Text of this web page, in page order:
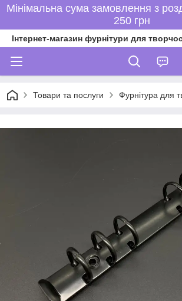
Мінімальна сума замовлення з
250 грн
Інтернет-магазин фурнітури для
Товари та послуги Фурнітура для